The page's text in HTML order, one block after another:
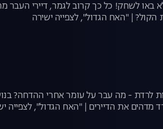
לא באו לשחק! כל כך קרוב לגמר, דיירי
הקול? | "האח הגדול", לצפייה ישירה
לרדת - מה עבר על עומר אחרי ההדחה?
מדהים את הדיירים | "האח הגדול", לצפייה